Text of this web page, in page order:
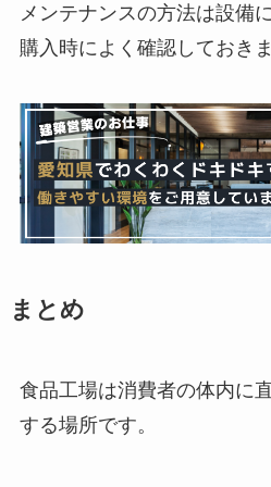
メンテナンスの方法は設備
購入時によく確認しておき
まとめ
食品工場は消費者の体内に
する場所です。